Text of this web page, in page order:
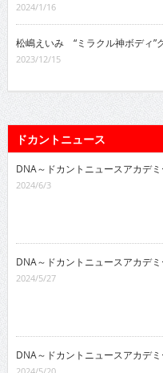
2024/1/16
松嶋えいみ “ミラクル神ボディ”
2023/12/15
ドカントニュース
DNA～ドカントニュースアカデ
2024/6/3
DNA～ドカントニュースアカデ
2024/5/27
DNA～ドカントニュースアカデ